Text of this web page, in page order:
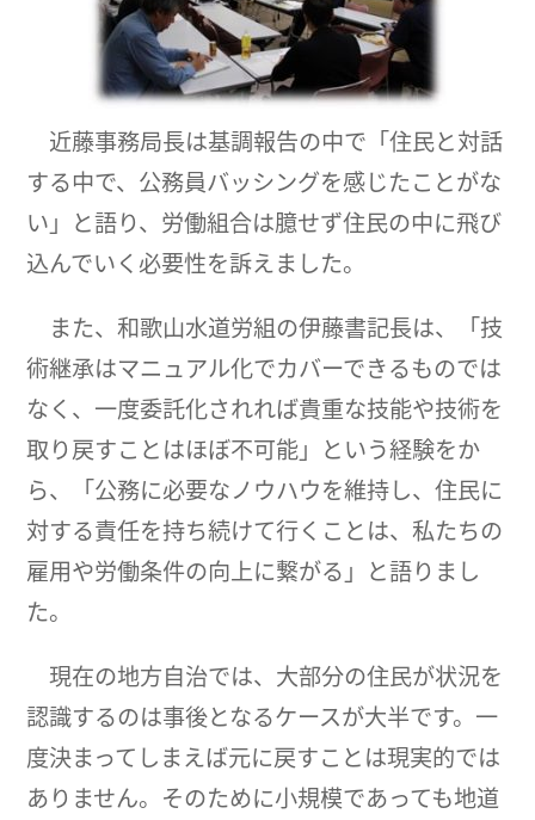
近藤事務局長は基調報告の中で「住民と対話
する中で、公務員バッシングを感じたことがな
い」と語り、労働組合は臆せず住民の中に飛び
込んでいく必要性を訴えました。
また、和歌山水道労組の伊藤書記長は、「技
術継承はマニュアル化でカバーできるものでは
なく、一度委託化されれば貴重な技能や技術を
取り戻すことはほぼ不可能」という経験をか
ら、「公務に必要なノウハウを維持し、住民に
対する責任を持ち続けて行くことは、私たちの
雇用や労働条件の向上に繋がる」と語りまし
た。
現在の地方自治では、大部分の住民が状況を
認識するのは事後となるケースが大半です。一
度決まってしまえば元に戻すことは現実的では
ありません。そのために小規模であっても地道